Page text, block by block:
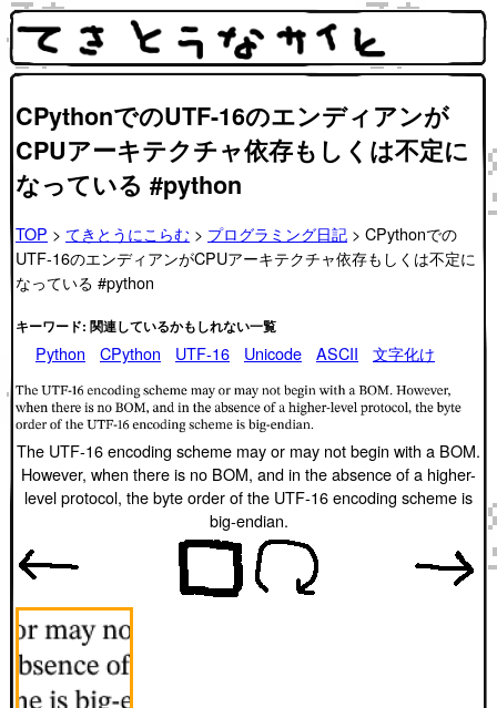
CPythonでのUTF-16のエンディアンが
CPUアーキテクチャ依存もしくは不定に
なっている #python
TOP > てきとうにこらむ > プログラミング日記 > CPythonでの
UTF-16のエンディアンがCPUアーキテクチャ依存もしくは不定に
なっている #python
キーワード: 関連しているかもしれない一覧
Python CPython UTF-16 Unicode ASCII 文字化け
The UTF-16 encoding scheme may or may not begin with a BOM.
However, when there is no BOM, and in the absence of a higher-
level protocol, the byte order of the UTF-16 encoding scheme is
big-endian.